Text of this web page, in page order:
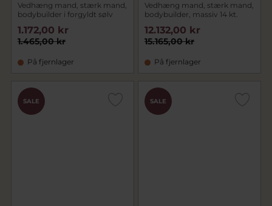
Vedhæng mand, stærk mand,
bodybuilder i forgyldt sølv
1.465,00 kr
1.172,00 kr
På fjernlager
Vedhæng mand, stærk mand,
bodybuilder, massiv 14 kt.
15.165,00 kr
12.132,00 kr
På fjernlager
SALE SALE